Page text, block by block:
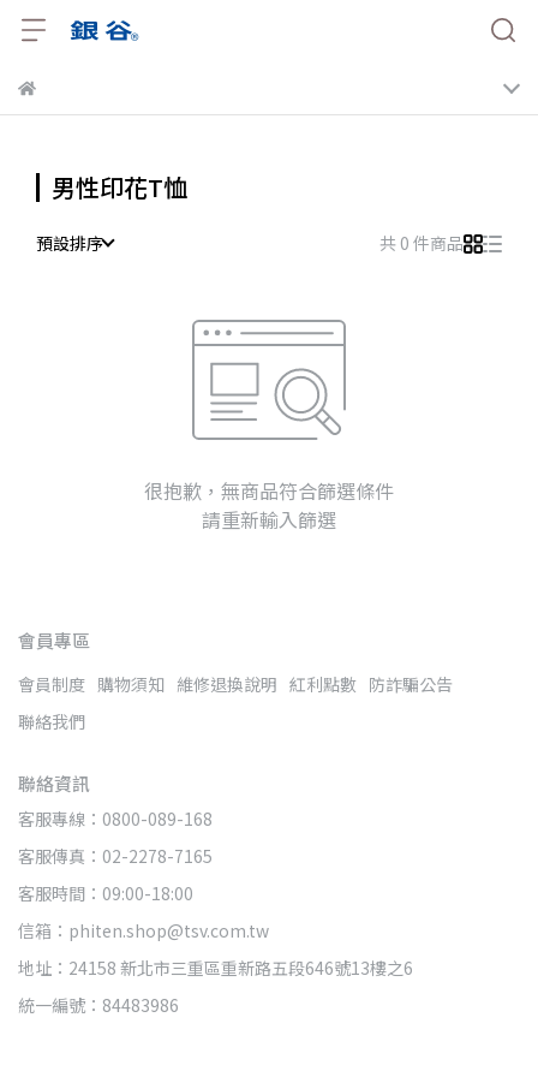
男性印花T恤
預設排序 共 0 件商品
很抱歉，無商品符合篩選條件
請重新輸入篩選
會員專區
會員制度 購物須知 維修退換說明 紅利點數 防詐騙公告
聯絡我們
聯絡資訊
客服專線：0800-089-168
客服傳真：02-2278-7165
客服時間：09:00-18:00
信箱：phiten.shop@tsv.com.tw
地址：24158 新北市三重區重新路五段646號13樓之6
統一編號：84483986